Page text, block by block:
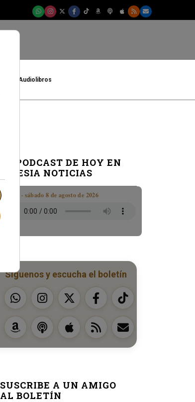
Audiolibros
EL PODCAST DE HOY EN
IGLESIA NOTICIAS
Boletín · sábado 8 de agosto de 2026
Síguenos y escucha el boletín
SUSCRIBE A UN AMIGO
AL BOLETÍN